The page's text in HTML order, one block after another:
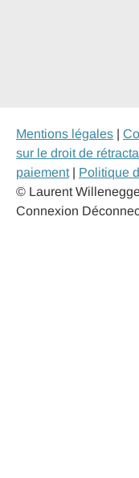
Mentions légales |
sur le droit de
paiement | Politique
© Laurent
Connexion